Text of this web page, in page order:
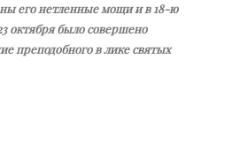
его нетленные мощи и в 18-ю
октября было совершено
преподобного в лике святых